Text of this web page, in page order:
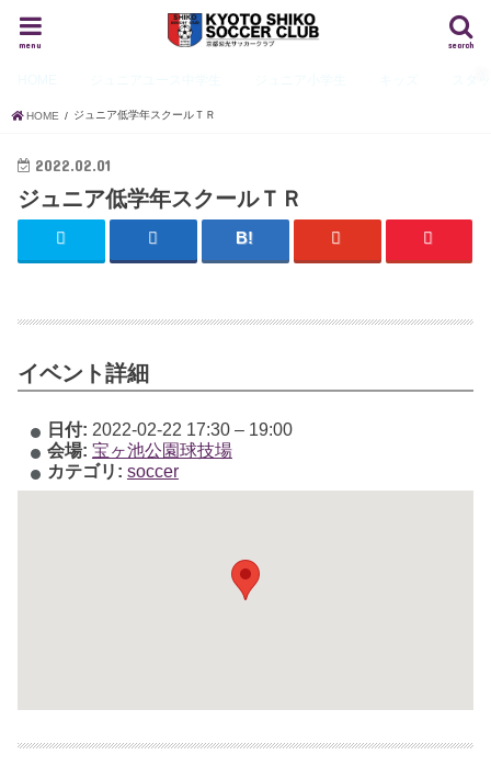
search
menu
HOME ジュニア低学年スクールＴＲ
2022.02.01
ジュニア低学年スクールＴＲ
イベント詳細
日付: 2022-02-22 17:30– 19:00
会場: 宝ヶ池公園球技場
カテゴリ: soccer